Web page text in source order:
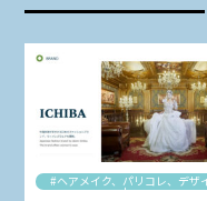
#ヘアメイク、パリコレ、デザ
ナー